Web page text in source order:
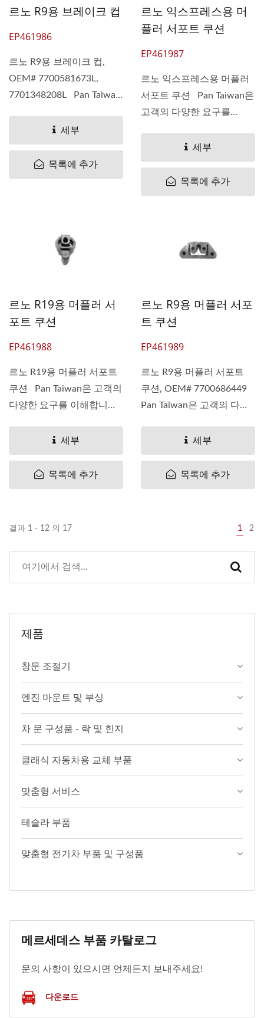
르노 R9용 브레이크 컵
EP461986
르노 R9용 브레이크 컵,
OEM# 7700581673L,
7701348208L Pan Taiwan
세부
목록에 추가
르노 익스프레스용 머
플러 서포트 쿠션
EP461987
르노 익스프레스용 머플러
서포트 쿠션 Pan Taiwan은
고객의 다양한 요구를...
세부
목록에 추가
르노 R19용 머플러 서
포트 쿠션
EP461988
르노 R19용 머플러 서포트
쿠션 Pan Taiwan은 고객의
다양한 요구를 이해합니
세부
목록에 추가
르노 R9용 머플러 서포
트 쿠션
EP461989
르노 R9용 머플러 서포트
쿠션, OEM# 7700686449
Pan Taiwan은 고객의 다양
세부
목록에 추가
결과 1 - 12 의 17 1 2
제품
창문 조절기
엔진 마운트 및 부싱
차 문 구성품 - 락 및 힌지
클래식 자동차용 교체 부품
맞춤형 서비스
테슬라 부품
맞춤형 전기차 부품 및 구성품
메르세데스 부품 카탈로그
문의 사항이 있으시면 언제든지 보내주세요!
다운로드